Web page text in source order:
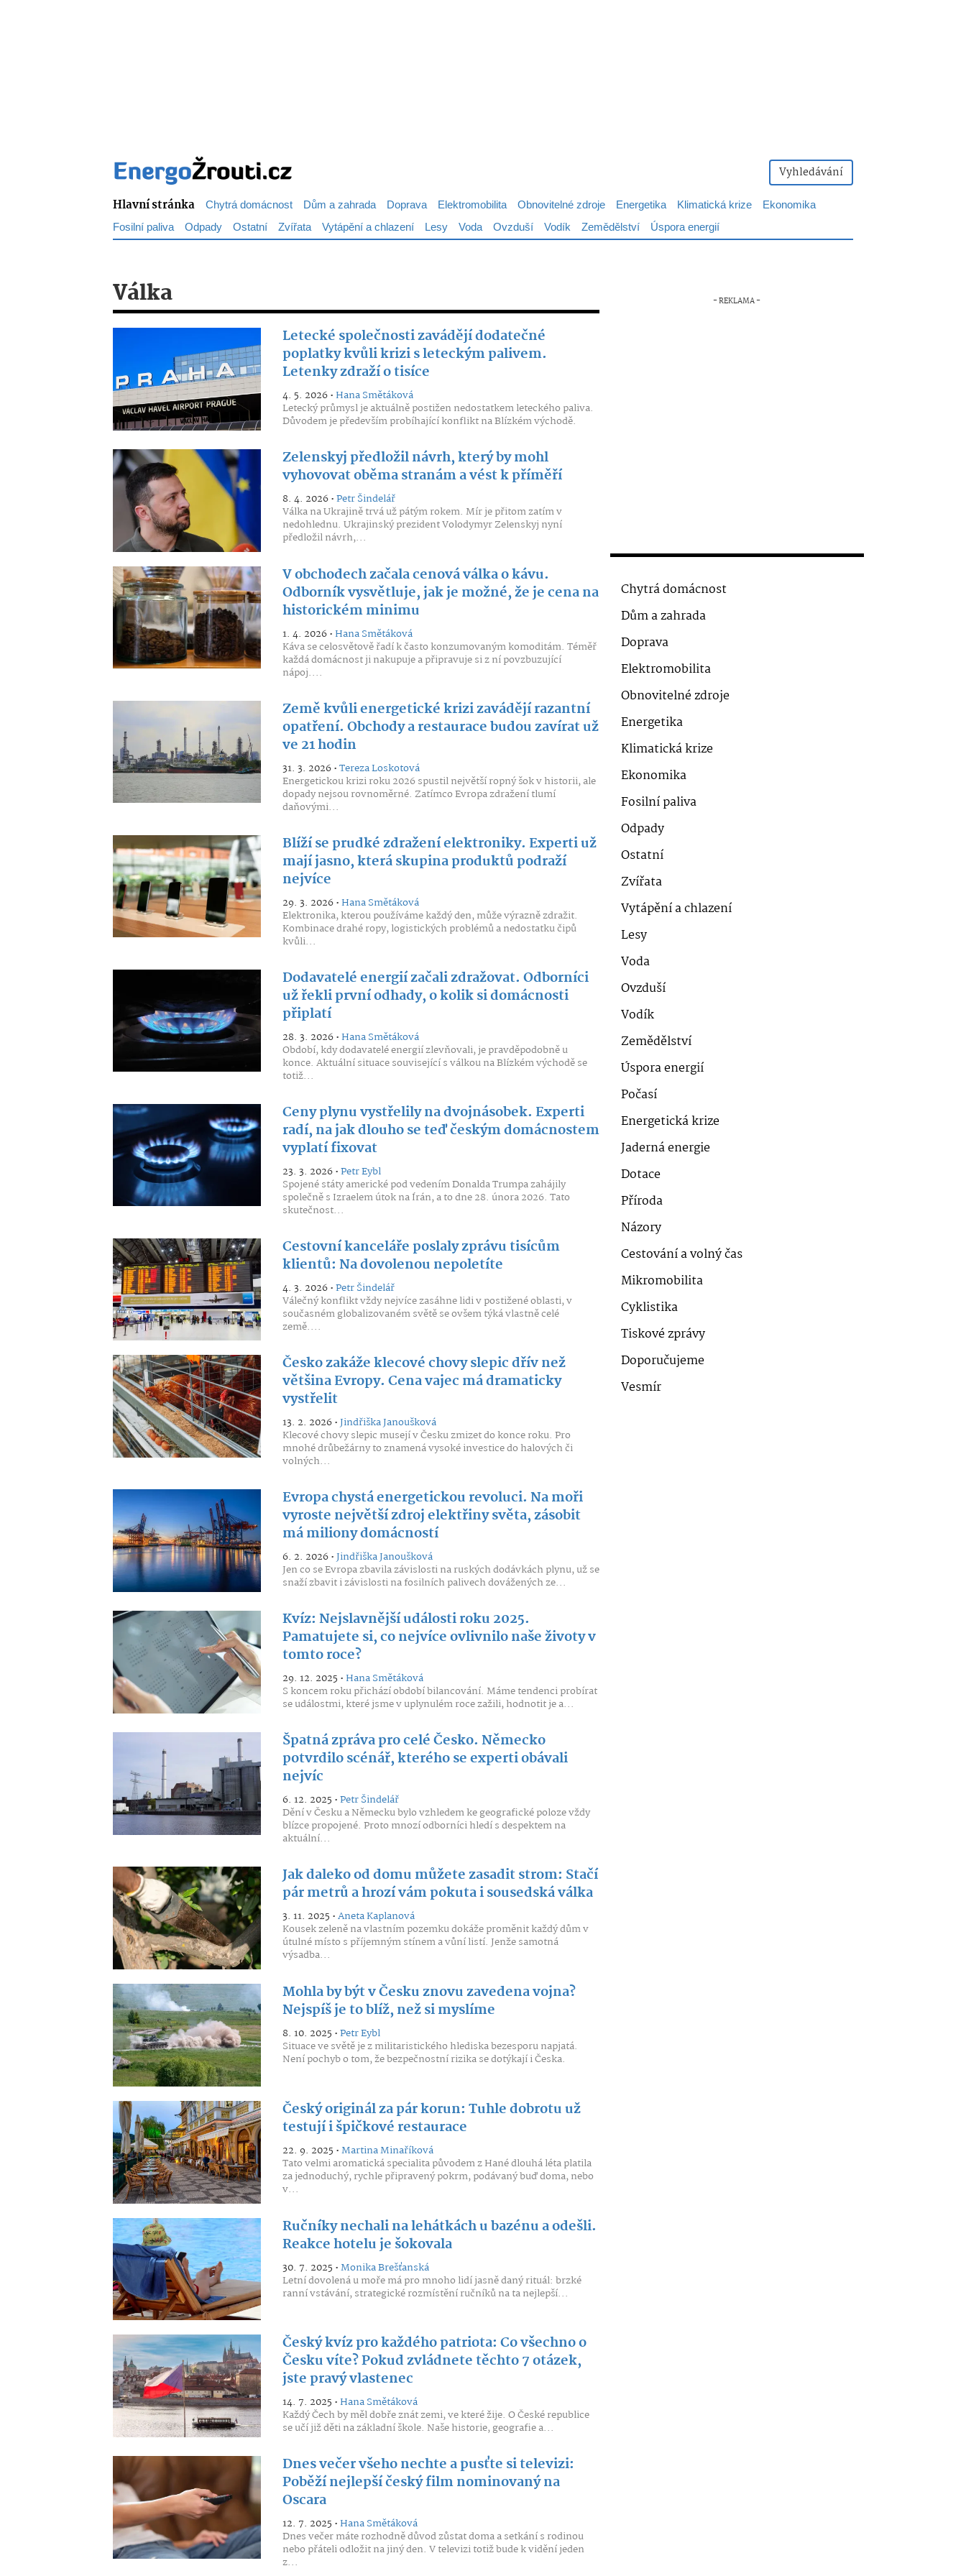
Vyhledávání
Hlavní stránka Chytrá domácnost Dům a zahrada Doprava Elektromobilita Obnovitelné zdroje Energetika Klimatická krize
Ekonomika
Fosilní paliva Odpady Ostatní Zvířata Vytápění a chlazení Lesy Voda Ovzduší Vodík Zemědělství Úspora energií
Válka
Letecké společnosti zavádějí dodatečné
poplatky kvůli krizi s leteckým palivem.
Letenky zdraží o tisíce
4. 5. 2026 •Hana Smětáková
Letecký průmysl je aktuálně postižen nedostatkem leteckého paliva.
Důvodem je především probíhající konflikt na Blízkém východě.
Zelenskyj předložil návrh, který by mohl
vyhovovat oběma stranám a vést k příměří
8. 4. 2026 •Petr Šindelář
Válka na Ukrajině trvá už pátým rokem. Mír je přitom zatím v
nedohlednu. Ukrajinský prezident Volodymyr Zelenskyj nyní
předložil návrh,...
V obchodech začala cenová válka o kávu.
Odborník vysvětluje, jak je možné, že je cena na
historickém minimu
1. 4. 2026 •Hana Smětáková
Káva se celosvětově řadí k často konzumovaným komoditám. Téměř
každá domácnost ji nakupuje a připravuje si z ní povzbuzující
nápoj....
Země kvůli energetické krizi zavádějí razantní
opatření. Obchody a restaurace budou zavírat už
ve 21 hodin
31. 3. 2026 •Tereza Loskotová
Energetickou krizi roku 2026 spustil největší ropný šok v historii, ale
dopady nejsou rovnoměrné. Zatímco Evropa zdražení tlumí
daňovými...
Blíží se prudké zdražení elektroniky. Experti už
mají jasno, která skupina produktů podraží
nejvíce
29. 3. 2026 •Hana Smětáková
Elektronika, kterou používáme každý den, může výrazně zdražit.
Kombinace drahé ropy, logistických problémů a nedostatku čipů
kvůli...
Dodavatelé energií začali zdražovat. Odborníci
už řekli první odhady, o kolik si domácnosti
připlatí
28. 3. 2026 •Hana Smětáková
Období, kdy dodavatelé energií zlevňovali, je pravděpodobně u
konce. Aktuální situace související s válkou na Blízkém východě se
totiž...
Ceny plynu vystřelily na dvojnásobek. Experti
radí, na jak dlouho se teď českým domácnostem
vyplatí fixovat
23. 3. 2026 •Petr Eybl
Spojené státy americké pod vedením Donalda Trumpa zahájily
společně s Izraelem útok na Írán, a to dne 28. února 2026. Tato
skutečnost...
Cestovní kanceláře poslaly zprávu tisícům
klientů: Na dovolenou nepoletíte
4. 3. 2026 •Petr Šindelář
Válečný konflikt vždy nejvíce zasáhne lidi v postižené oblasti, v
současném globalizovaném světě se ovšem týká vlastně celé
země....
Česko zakáže klecové chovy slepic dřív než
většina Evropy. Cena vajec má dramaticky
vystřelit
13. 2. 2026 •Jindřiška Janoušková
Klecové chovy slepic musejí v Česku zmizet do konce roku. Pro
mnohé drůbežárny to znamená vysoké investice do halových či
volných...
Evropa chystá energetickou revoluci. Na moři
vyroste největší zdroj elektřiny světa, zásobit
má miliony domácností
6. 2. 2026 •Jindřiška Janoušková
Jen co se Evropa zbavila závislosti na ruských dodávkách plynu, už se
snaží zbavit i závislosti na fosilních palivech dovážených ze...
Kvíz: Nejslavnější události roku 2025.
Pamatujete si, co nejvíce ovlivnilo naše životy v
tomto roce?
29. 12. 2025 •Hana Smětáková
S koncem roku přichází období bilancování. Máme tendenci probírat
se událostmi, které jsme v uplynulém roce zažili, hodnotit je a...
Špatná zpráva pro celé Česko. Německo
potvrdilo scénář, kterého se experti obávali
nejvíc
6. 12. 2025 •Petr Šindelář
Dění v Česku a Německu bylo vzhledem ke geografické poloze vždy
blízce propojené. Proto mnozí odborníci hledí s despektem na
aktuální...
Jak daleko od domu můžete zasadit strom: Stačí
pár metrů a hrozí vám pokuta i sousedská válka
3. 11. 2025 •Aneta Kaplanová
Kousek zeleně na vlastním pozemku dokáže proměnit každý dům v
útulné místo s příjemným stínem a vůní listí. Jenže samotná
výsadba...
Mohla by být v Česku znovu zavedena vojna?
Nejspíš je to blíž, než si myslíme
8. 10. 2025 •Petr Eybl
Situace ve světě je z militaristického hlediska bezesporu napjatá.
Není pochyb o tom, že bezpečnostní rizika se dotýkají i Česka.
Český originál za pár korun: Tuhle dobrotu už
testují i špičkové restaurace
22. 9. 2025 •Martina Minaříková
Tato velmi aromatická specialita původem z Hané dlouhá léta platila
za jednoduchý, rychle připravený pokrm, podávaný buď doma, nebo
v...
Ručníky nechali na lehátkách u bazénu a odešli.
Reakce hotelu je šokovala
30. 7. 2025 •Monika Brešťanská
Letní dovolená u moře má pro mnoho lidí jasně daný rituál: brzké
ranní vstávání, strategické rozmístění ručníků na ta nejlepší...
Český kvíz pro každého patriota: Co všechno o
Česku víte? Pokud zvládnete těchto 7 otázek,
jste pravý vlastenec
14. 7. 2025 •Hana Smětáková
Každý Čech by měl dobře znát zemi, ve které žije. O České republice
se učí již děti na základní škole. Naše historie, geografie a...
Dnes večer všeho nechte a pusťte si televizi:
Poběží nejlepší český film nominovaný na
Oscara
12. 7. 2025 •Hana Smětáková
Dnes večer máte rozhodně důvod zůstat doma a setkání s rodinou
nebo přáteli odložit na jiný den. V televizi totiž bude k vidění jeden
z...
Chytrá domácnost
Dům a zahrada
Doprava
Elektromobilita
Obnovitelné zdroje
Energetika
Klimatická krize
Ekonomika
Fosilní paliva
Odpady
Ostatní
Zvířata
Vytápění a chlazení
Lesy
Voda
Ovzduší
Vodík
Zemědělství
Úspora energií
Počasí
Energetická krize
Jaderná energie
Dotace
Příroda
Názory
Cestování a volný čas
Mikromobilita
Cyklistika
Tiskové zprávy
Doporučujeme
Vesmír